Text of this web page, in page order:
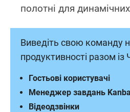
полотні для
Виведіть свою команду
продуктивності разом із
Відеодзвінки
Менеджер завдань
Гостьові користувачі